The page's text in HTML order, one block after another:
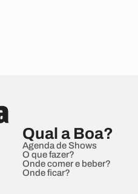
Qual a Boa?
Agenda de Shows
O que fazer?
Onde comer e beber?
Onde ficar?